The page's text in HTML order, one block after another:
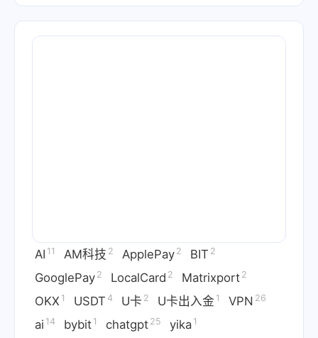
AI 11 AM科技 2 ApplePay 2 BIT 2
GooglePay 2 LocalCard 2 Matrixport 2
OKX 1 USDT 4 U卡 2 U卡出入金 1 VPN 26
ai 14 bybit 1 chatgpt 25 yika 1